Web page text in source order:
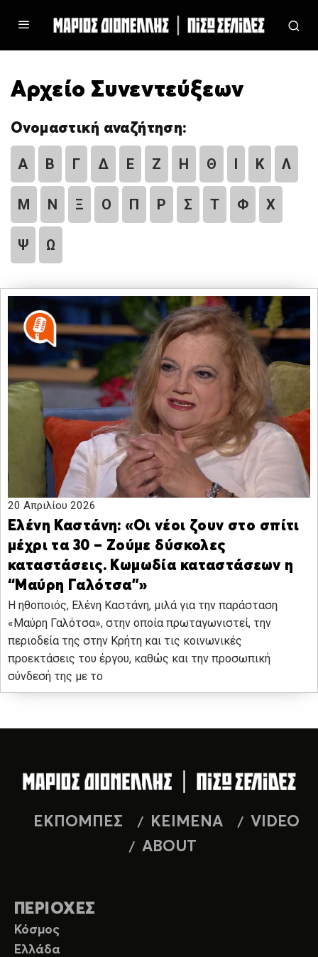
Αρχείο Συνεντεύξεων
Ονομαστική αναζήτηση:
Α Β Γ Δ Ε Ζ Η Θ Ι Κ Λ
Μ Ν Ξ Ο Π Ρ Σ Τ Φ Χ
Ψ Ω
20 Απριλίου 2026
Ελένη Καστάνη: «Οι νέοι ζουν στο σπίτι
μέχρι τα 30 – Ζούμε δύσκολες
καταστάσεις. Κωμωδία καταστάσεων η
“Μαύρη Γαλότσα”»
Η ηθοποιός, Ελένη Καστάνη, μιλά για την παράσταση
«Μαύρη Γαλότσα», στην οποία πρωταγωνιστεί, την
περιοδεία της στην Κρήτη και τις κοινωνικές
προεκτάσεις του έργου, καθώς και την προσωπική
σύνδεσή της με το
ΕΚΠΟΜΠΕΣ ΚΕΙΜΕΝΑ
VIDEO
ABOUT
ΠΕΡΙΟΧΕΣ
Κόσμος
Ελλάδα